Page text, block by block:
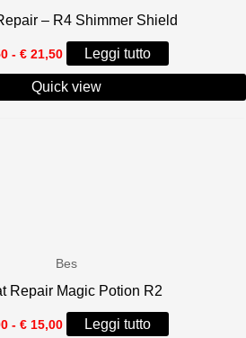
– R4 Shimmer Shield
- €21,50Fascia
di
prezzo:
da
Leggi tutto
Quick view
Bes
Repair Magic Potion R2
- €15,00Fascia
di
Leggi tutto